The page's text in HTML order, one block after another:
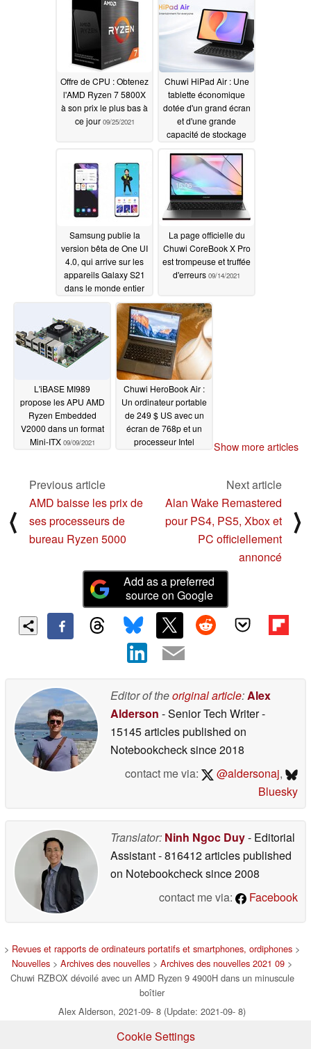
12/10/2021
Offre de CPU : Obtenez
l'AMD Ryzen 7 5800X
à son prix le plus bas à
ce jour 09/25/2021
Chuwi HiPad Air : Une
tablette économique
dotée d'un grand écran
et d'une grande
capacité de stockage
Samsung publie la
version bêta de One UI
4.0, qui arrive sur les
appareils Galaxy S21
dans le monde entier
de manière imminente
09/14/2021
La page officielle du
Chuwi CoreBook X Pro
est trompeuse et truffée
d'erreurs 09/14/2021
L'iBASE MI989
propose les APU AMD
Ryzen Embedded
V2000 dans un format
Mini-ITX 09/09/2021
Chuwi HeroBook Air :
Un ordinateur portable
de 249 $ US avec un
écran de 768p et un
processeur Intel
Show more articles
⟨
Previous article
AMD baisse les prix de
ses processeurs de
bureau Ryzen 5000
Next article
Alan Wake Remastered
pour PS4, PS5, Xbox et
PC officiellement
annoncé
⟩
Add as a preferred
source on Google
Editor of theoriginal article:Alex
Alderson - Senior Tech Writer-
15145 articles published on
Notebookchecksince 2018
contact me via:
@aldersonaj,
Bluesky
Translator: Ninh Ngoc Duy- Editorial
Assistant- 816412 articles published
on Notebookchecksince 2008
contact me via:
Facebook
> Revues et rapports de ordinateurs portatifs et smartphones, ordiphones >
Nouvelles > Archives des nouvelles > Archives des nouvelles 2021 09 >
Chuwi RZBOX dévoilé avec un AMD Ryzen 9 4900H dans un minuscule
boîtier
Alex Alderson, 2021-09- 8 (Update: 2021-09- 8)
Cookie Settings